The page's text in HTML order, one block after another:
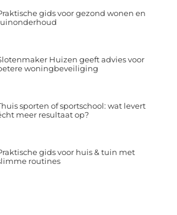
gids voor gezond wonen en
Huizen geeft advies voor
woningbeveiliging
sporten of sportschool: wat levert
meer resultaat op?
gids voor huis & tuin met
routines